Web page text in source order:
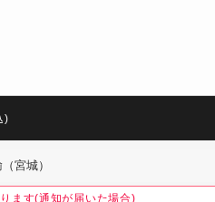
)
宮城）
ます(通知が届いた場合)